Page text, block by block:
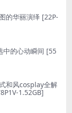
的华丽演绎 [22P-
中的心动瞬间 [55
和风cosplay全解
1.52GB]